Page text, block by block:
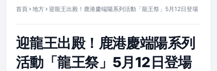
首頁 地方 迎龍王出殿！鹿港慶端陽系列活動「龍王祭」5月12日登場
迎龍王出殿！鹿港慶端陽系列
活動「龍王祭」5月12日登場